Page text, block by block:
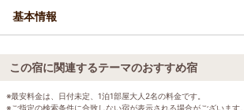
基本情報
この宿に関連するテーマのおすすめ宿
※最安料金は、日付未定、1泊1部屋大人2名の料金です。
※ご指定の検索条件に合致しない宿が表示される場合がございます。